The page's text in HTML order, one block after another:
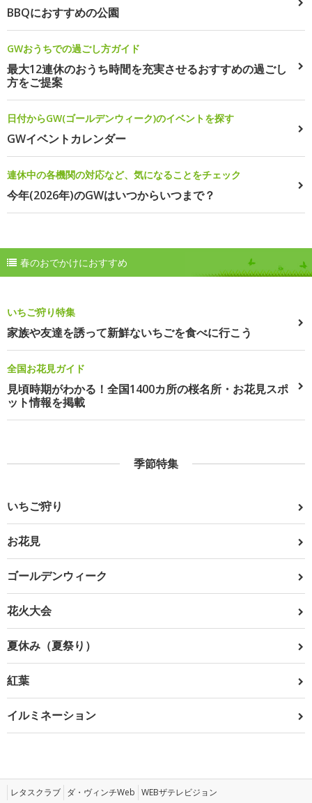
BBQにおすすめの公園
GWおうちでの過ごし方ガイド
最大12連休のおうち時間を充実させるおすすめの過ごし
方をご提案
日付からGW(ゴールデンウィーク)のイベントを探す
GWイベントカレンダー
連休中の各機関の対応など、気になることをチェック
今年(2026年)のGWはいつからいつまで？
春のおでかけにおすすめ
いちご狩り特集
家族や友達を誘って新鮮ないちごを食べに行こう
全国お花見ガイド
見頃時期がわかる！全国1400カ所の桜名所・お花見スポ
ット情報を掲載
季節特集
いちご狩り
お花見
ゴールデンウィーク
花火大会
夏休み（夏祭り）
紅葉
イルミネーション
レタスクラブ ダ・ヴィンチWeb WEBザテレビジョン